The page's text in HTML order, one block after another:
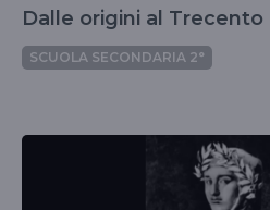
Dalle origini al Trecento
SCUOLA SECONDARIA 2°